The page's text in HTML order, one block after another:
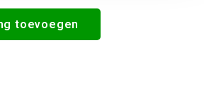
toevoegen